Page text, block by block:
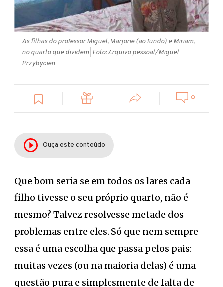
As filhas do professor Miguel, Marjorie (ao fundo) e Miriam,
no quarto que dividem| Foto: Arquivo pessoal/Miguel
Przybycien
0
Ouça este conteúdo
Que bom seria se em todos os lares cada
filho tivesse o seu próprio quarto, não é
mesmo? Talvez resolvesse metade dos
problemas entre eles. Só que nem sempre
essa é uma escolha que passa pelos pais:
muitas vezes (ou na maioria delas) é uma
questão pura e simplesmente de falta de